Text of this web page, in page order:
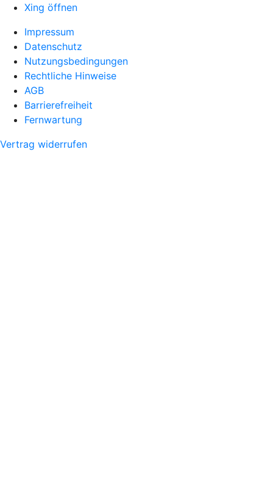
Xing öffnen
Impressum
Datenschutz
Nutzungsbedingungen
Rechtliche Hinweise
AGB
Barrierefreiheit
Fernwartung
Vertrag widerrufen